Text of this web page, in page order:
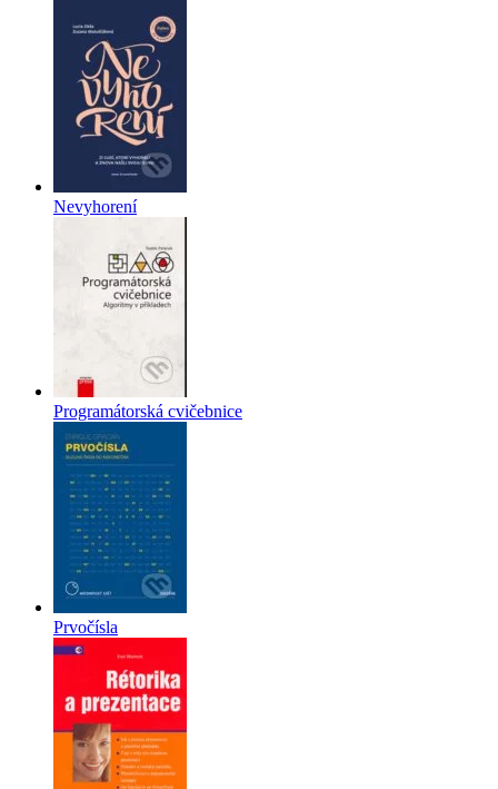
Nevyhorení
Programátorská cvičebnice
Prvočísla